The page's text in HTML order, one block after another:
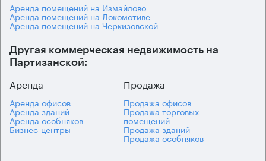
Аренда помещений на Измайлово
Аренда помещений на Локомотиве
Аренда помещений на Черкизовской
Другая коммерческая недвижимость на
Партизанской:
Аренда
Аренда офисов
Аренда зданий
Аренда особняков
Бизнес-центры
Продажа
Продажа офисов
Продажа торговых
помещений
Продажа зданий
Продажа особняков